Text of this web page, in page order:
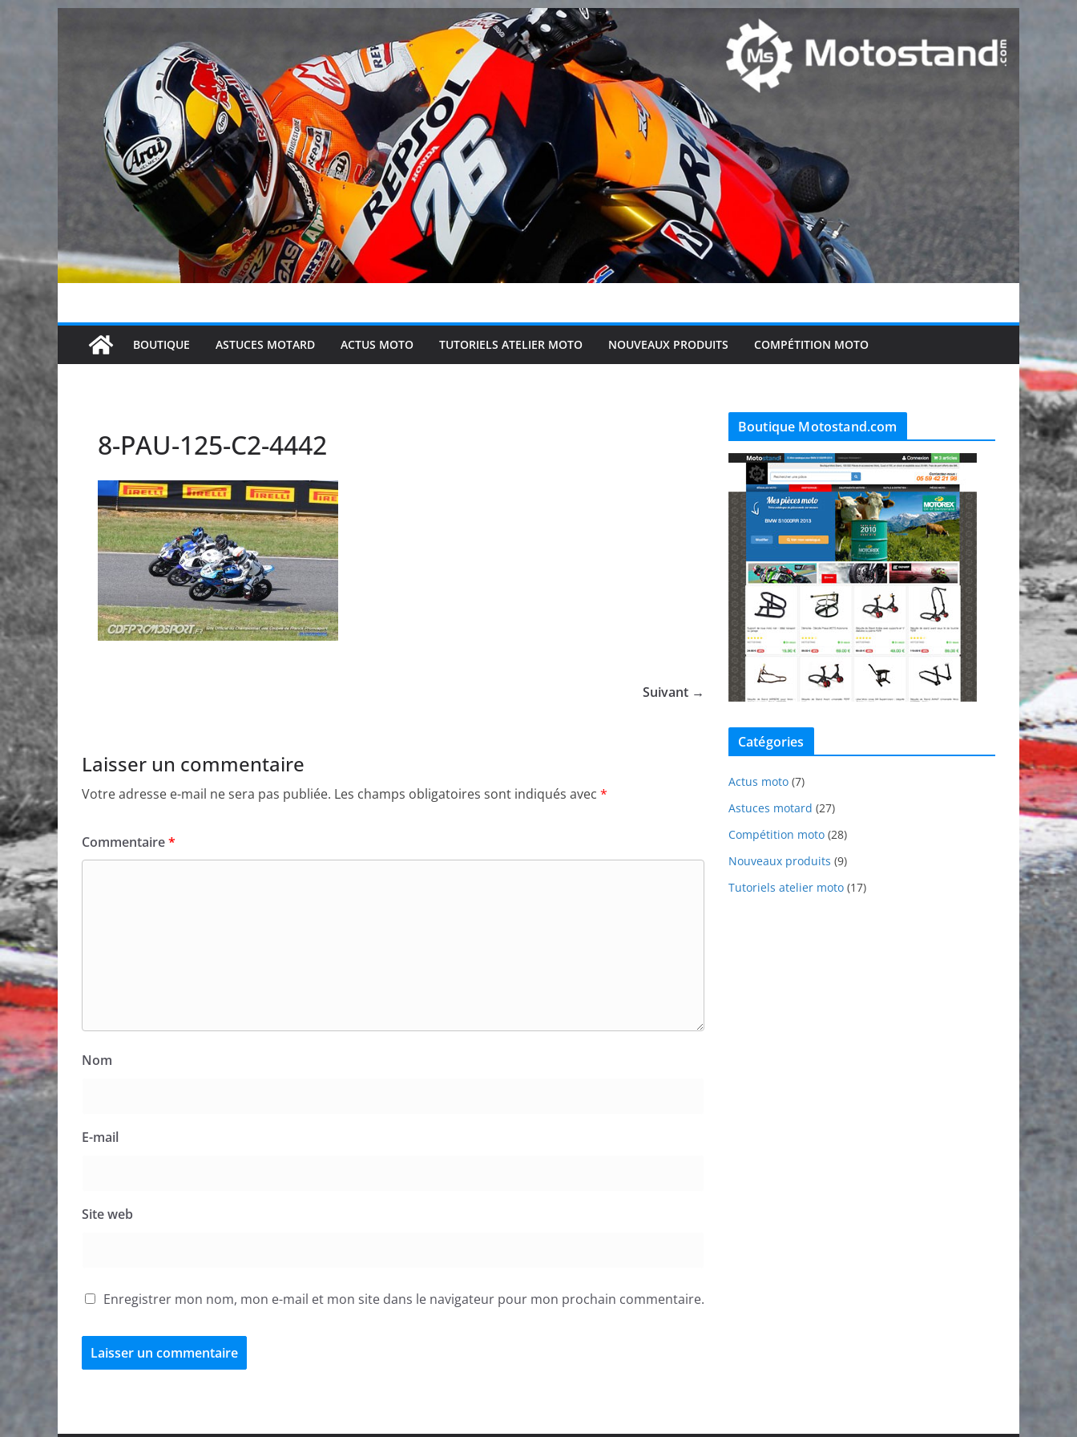
BOUTIQUE ASTUCES MOTARD ACTUS MOTO TUTORIELS ATELIER MOTO NOUVEAUX PRODUITS COMPÉTITION MOTO
8-PAU-125-C2-4442
Suivant →
Laisser un commentaire
Votre adresse e-mail ne sera pas publiée. Les champs obligatoires sont indiqués avec *
Commentaire*
Nom
E-mail
Site web
Enregistrer mon nom, mon e-mail et mon site dans le navigateur pour mon prochain commentaire.
Boutique Motostand.com
Catégories
Actus moto (7)
Astuces motard (27)
Compétition moto (28)
Nouveaux produits (9)
Tutoriels atelier moto (17)